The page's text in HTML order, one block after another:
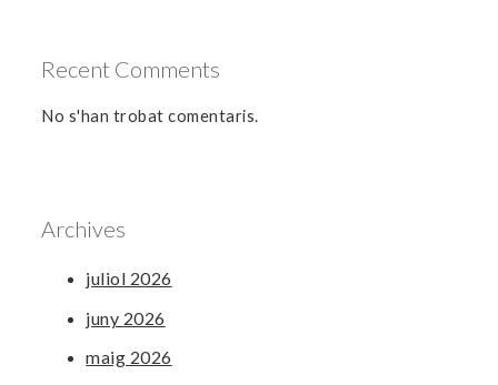
Recent Comments
No s'han trobat comentaris.
Archives
juliol 2026
juny 2026
maig 2026